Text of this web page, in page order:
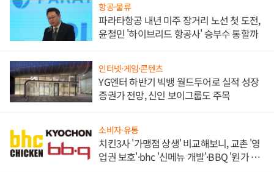
항공·물류
파라타항공 내년 미주 장거리 노선 첫 도전,
윤철민 '하이브리드 항공사' 승부수 통할까
인터넷·게임·콘텐츠
YG엔터 하반기 빅뱅 월드투어로 실적 성장
증권가 전망, 신인 보이그룹도 주목
소비자·유통
치킨3사 '가맹점 상생' 비교해보니, 교촌 '영
업권 보호'·bhc '신메뉴 개발'·BBQ '원가 부